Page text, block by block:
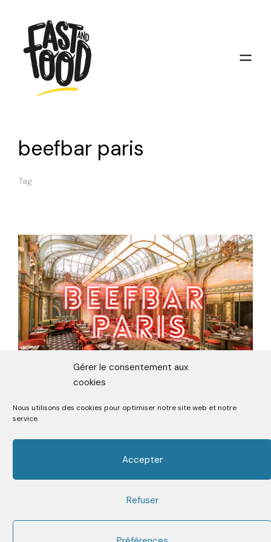
Gérer le consentement aux
cookies
Nous utilisons des cookies pour optimiser notre site web et notre
service.
Accepter
Refuser
beefbar paris
Tag
ON TESTE LE BEEFBAR, MEILLEURE
VIANDE DE PARIS
Premier Media sur la Street Food depuis 2006
Facebook
Twitter Instagram Youtube Mail